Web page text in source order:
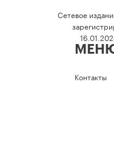
Сетевое
Контакты